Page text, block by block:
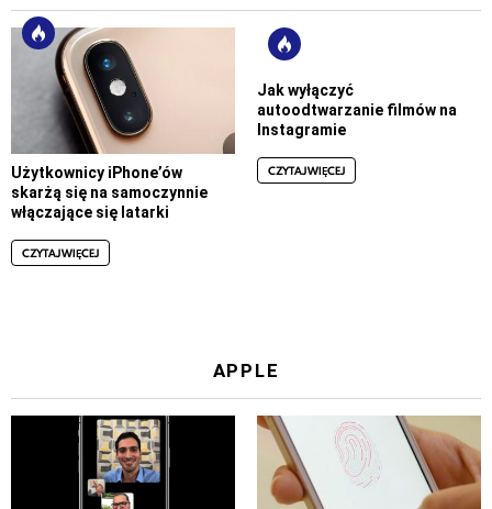
Użytkownicy iPhone’ów
skarżą się na samoczynnie
włączające się latarki
CZYTAJ WIĘCEJ
Jak wyłączyć
autoodtwarzanie filmów na
Instagramie
CZYTAJ WIĘCEJ
APPLE